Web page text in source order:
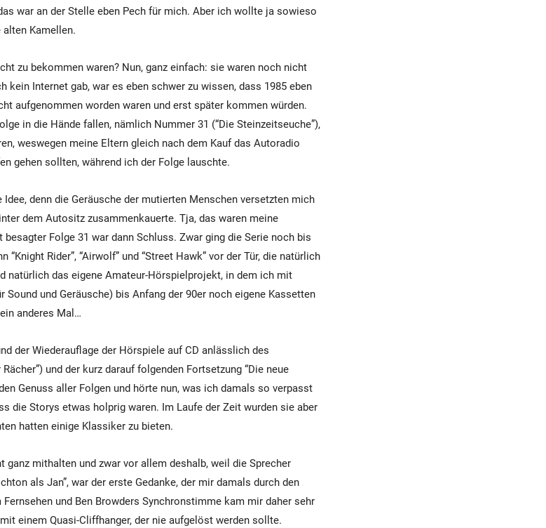
war an der Stelle eben Pech für mich. Aber ich wollte ja sowieso
Kamellen.
zu bekommen waren? Nun, ganz einfach: sie waren noch nicht
kein Internet gab, war es eben schwer zu wissen, dass 1985 eben
aufgenommen worden waren und erst später kommen würden.
in die Hände fallen, nämlich Nummer 31 (“Die Steinzeitseuche”),
weswegen meine Eltern gleich nach dem Kauf das Autoradio
gehen sollten, während ich der Folge lauschte.
denn die Geräusche der mutierten Menschen versetzten mich
dem Autositz zusammenkauerte. Tja, das waren meine
besagter Folge 31 war dann Schluss. Zwar ging die Serie noch bis
“Knight Rider”, “Airwolf” und “Street Hawk” vor der Tür, die natürlich
natürlich das eigene Amateur-Hörspielprojekt, in dem ich mit
Sound und Geräusche) bis Anfang der 90er noch eigene Kassetten
anderes Mal…
der Wiederauflage der Hörspiele auf CD anlässlich des
und der kurz darauf folgenden Fortsetzung “Die neue
Genuss aller Folgen und hörte nun, was ich damals so verpasst
die Storys etwas holprig waren. Im Laufe der Zeit wurden sie aber
hatten einige Klassiker zu bieten.
ganz mithalten und zwar vor allem deshalb, weil die Sprecher
als Jan”, war der erste Gedanke, der mir damals durch den
Fernsehen und Ben Browders Synchronstimme kam mir daher sehr
einem Quasi-Cliffhanger, der nie aufgelöst werden sollte.